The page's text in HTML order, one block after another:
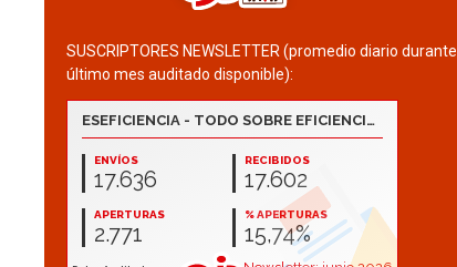
SUSCRIPTORES NEWSLETTER (promedio diario durante
último mes auditado disponible):